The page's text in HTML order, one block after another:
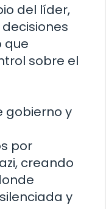
del líder,
que
sobre el
gobierno y
por
creando
y